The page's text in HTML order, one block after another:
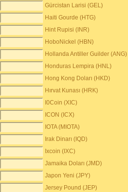
Gürcistan Larisi (GEL)
Haiti Gourde (HTG)
Hint Rupisi (INR)
HoboNickel (HBN)
Hollanda Antiller Guilder (ANG)
Honduras Lempira (HNL)
Hong Kong Doları (HKD)
Hırvat Kunası (HRK)
I0Coin (XIC)
ICON (ICX)
IOTA (MIOTA)
Irak Dinarı (IQD)
Ixcoin (IXC)
Jamaika Doları (JMD)
Japon Yeni (JPY)
Jersey Pound (JEP)